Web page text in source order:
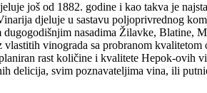
još od 1882. godine i kao takva je
djeluje u sastavu poljoprivrednog
nasadima Žilavke, Blatine,
vinograda sa probranom
rast količine i kvalitete Hepok-ovih
delicija, svim poznavateljima vina, ili